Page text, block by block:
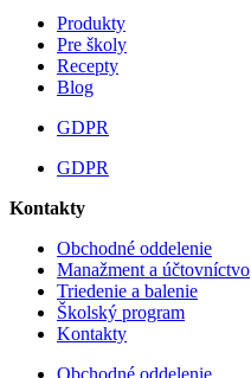
Produkty
Pre školy
Recepty
Blog
GDPR
GDPR
Kontakty
Obchodné oddelenie
Manažment a účtovníctvo
Triedenie a balenie
Školský program
Kontakty
Obchodné oddelenie